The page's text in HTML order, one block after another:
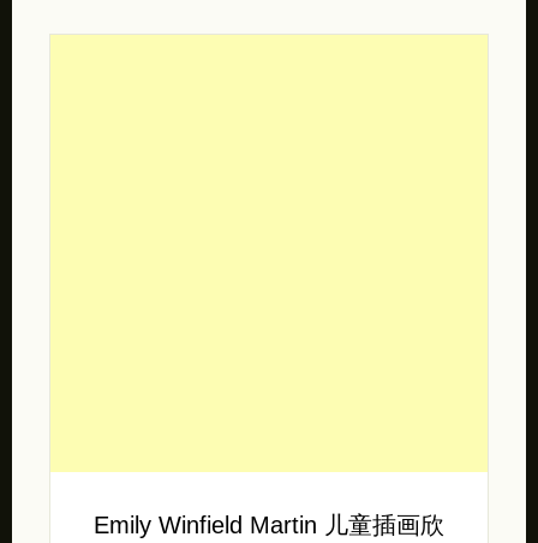
Emily Winfield Martin 儿童插画欣